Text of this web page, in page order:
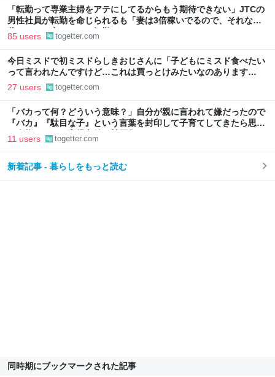
「転勤って専業主婦をアテにしてるからもう期待できない」JTCの
男性社員が転勤を命じられるも「妻は3倍稼いでるので、それなら
辞める」と言ったら、転勤がなくなった
85 users togetter.com
今日ミスドで初ミスドらしきおじさんに「子どもにミスド食べたい
って言われたんですけど…これは買っとけみたいなのあります
か…？」と尋ねられるイベントが発生して、興奮した
27 users togetter.com
「バカって何？どういう意味？」自分が親に言われて嫌だったので
『バカ』『駄目な子』という言葉を封印して子育てしてきたら思わ
ぬ事態に←この育児方針に賛否集まる
11 users togetter.com
新着記事 - 暮らしをもっと読む
同時期にブックマークされた記事